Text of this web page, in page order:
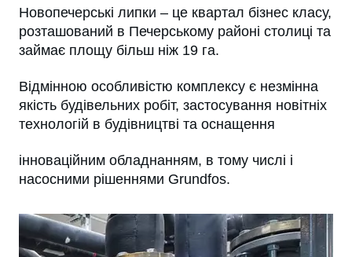
Новопечерські липки – це квартал бізнес класу,
розташований в Печерському районі столиці та
займає площу більш ніж 19 га.
Відмінною особливістю комплексу є незмінна
якість будівельних робіт, застосування новітніх
технологій в будівництві та оснащення
інноваційним обладнанням, в тому числі і
насосними рішеннями Grundfos.